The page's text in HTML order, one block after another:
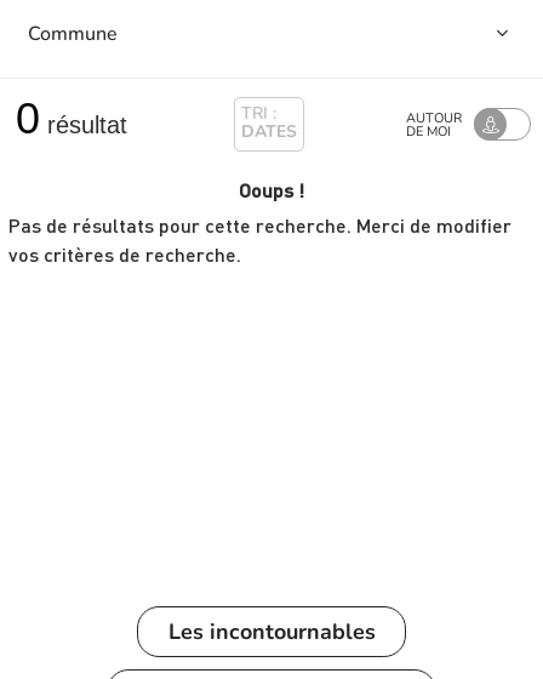
0 résultat TRI :
DATES
AUTOUR
DE MOI
Ooups !
Pas de résultats pour cette recherche. Merci de modifier
vos critères de recherche.
Les incontournables